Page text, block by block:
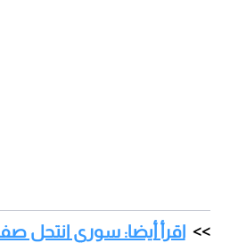
اقرأ أيضا: سوري انتحل